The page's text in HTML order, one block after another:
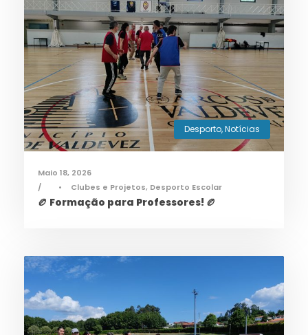
Desporto,Notícias
Maio 18, 2026
•
Clubes e Projetos, Desporto Escolar
🏉 Formação para Professores! 🏉